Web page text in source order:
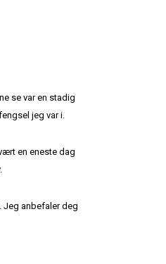
se var en stadig
jeg var i.
en eneste dag
Jeg anbefaler deg